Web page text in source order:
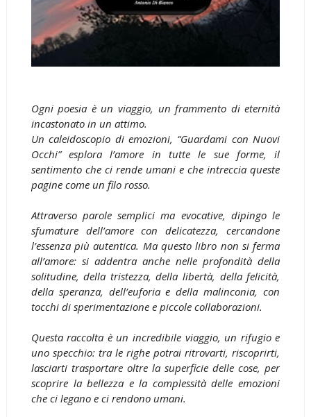
Ogni poesia è un viaggio, un frammento di eternità
incastonato in un attimo.
Un caleidoscopio di emozioni, “Guardami con Nuovi
Occhi” esplora l’amore in tutte le sue forme, il
sentimento che ci rende umani e che intreccia queste
pagine come un filo rosso.
Attraverso parole semplici ma evocative, dipingo le
sfumature dell’amore con delicatezza, cercandone
l’essenza più autentica. Ma questo libro non si ferma
all’amore: si addentra anche nelle profondità della
solitudine, della tristezza, della libertà, della felicità,
della speranza, dell’euforia e della malinconia, con
tocchi di sperimentazione e piccole collaborazioni.
Questa raccolta è un incredibile viaggio, un rifugio e
uno specchio: tra le righe potrai ritrovarti, riscoprirti,
lasciarti trasportare oltre la superficie delle cose, per
scoprire la bellezza e la complessità delle emozioni
che ci legano e ci rendono umani.